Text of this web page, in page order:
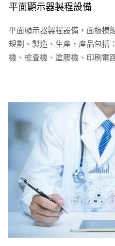
平面顯示器製程設備
平面顯示器製程設備，面板模
規劃、製造、生產，產品包括
機、檢查機、塗膠機、印刷電